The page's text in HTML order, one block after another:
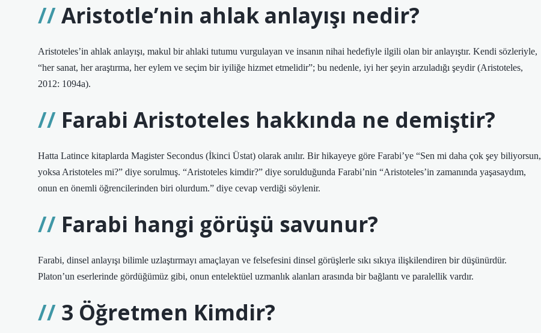
Aristotle’nin ahlak anlayışı nedir?
Aristoteles’in ahlak anlayışı, makul bir ahlaki tutumu vurgulayan ve insanın nihai hedefiyle ilgili olan bir anlayıştır. Kendi sözleriyle,
“her sanat, her araştırma, her eylem ve seçim bir iyiliğe hizmet etmelidir”; bu nedenle, iyi her şeyin arzuladığı şeydir (Aristoteles,
2012: 1094a).
Farabi Aristoteles hakkında ne demiştir?
Hatta Latince kitaplarda Magister Secondus (İkinci Üstat) olarak anılır. Bir hikayeye göre Farabi’ye “Sen mi daha çok şey biliyorsun,
yoksa Aristoteles mi?” diye sorulmuş. “Aristoteles kimdir?” diye sorulduğunda Farabi’nin “Aristoteles’in zamanında yaşasaydım,
onun en önemli öğrencilerinden biri olurdum.” diye cevap verdiği söylenir.
Farabi hangi görüşü savunur?
Farabi, dinsel anlayışı bilimle uzlaştırmayı amaçlayan ve felsefesini dinsel görüşlerle sıkı sıkıya ilişkilendiren bir düşünürdür.
Platon’un eserlerinde gördüğümüz gibi, onun entelektüel uzmanlık alanları arasında bir bağlantı ve paralellik vardır.
3 Öğretmen Kimdir?